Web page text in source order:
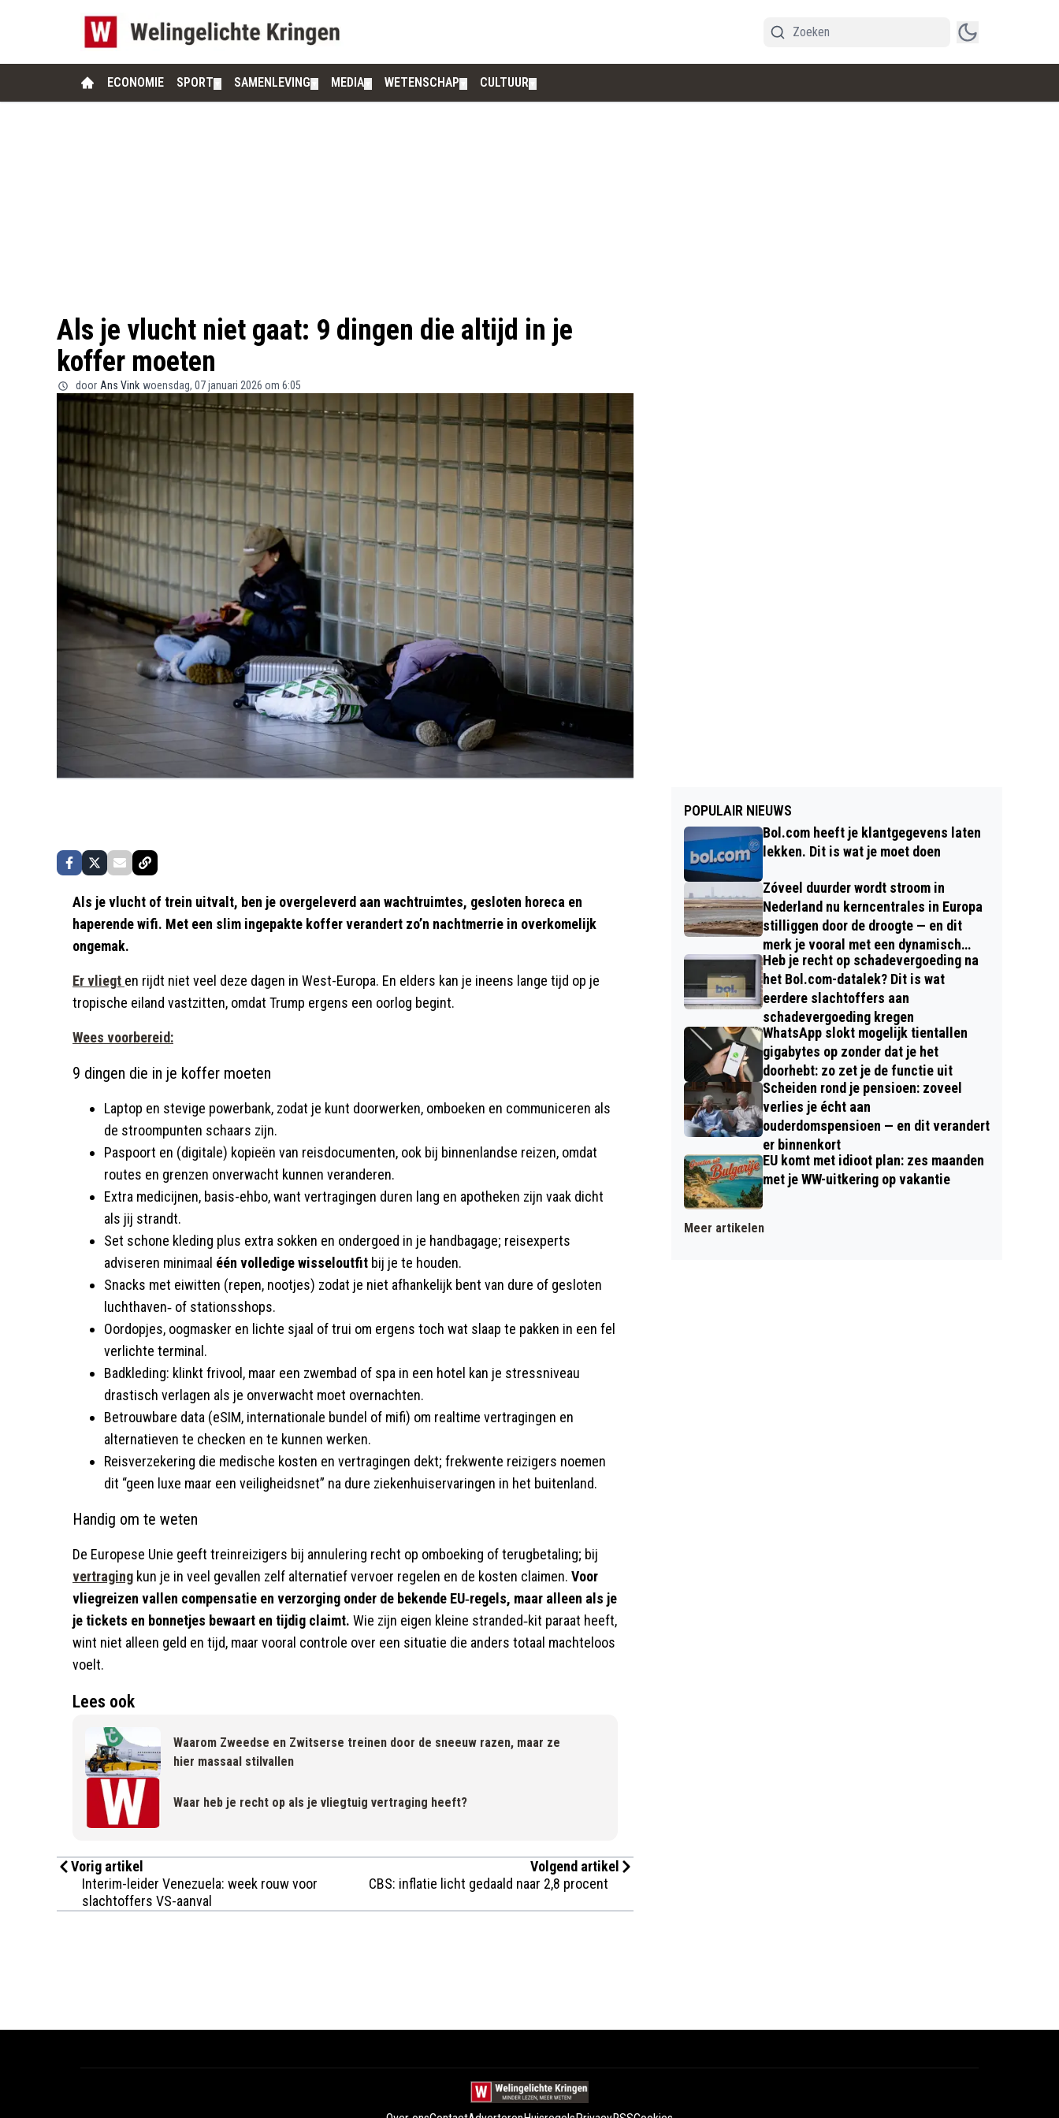
ECONOMIE SPORT SAMENLEVING MEDIA WETENSCHAP CULTUUR
Als je vlucht niet gaat: 9 dingen die altijd in je
koffer moeten
door Ans Vink woensdag, 07 januari 2026 om 6:05
Als je vlucht of trein uitvalt, ben je overgeleverd aan wachtruimtes, gesloten horeca en
haperende wifi. Met een slim ingepakte koffer verandert zo’n nachtmerrie in overkomelijk
ongemak.
Er vliegt en rijdt niet veel deze dagen in West-Europa. En elders kan je ineens lange tijd op je
tropische eiland vastzitten, omdat Trump ergens een oorlog begint.
Wees voorbereid:
9 dingen die in je koffer moeten
Laptop en stevige powerbank, zodat je kunt doorwerken, omboeken en communiceren als
de stroompunten schaars zijn.​
Paspoort en (digitale) kopieën van reisdocumenten, ook bij binnenlandse reizen, omdat
routes en grenzen onverwacht kunnen veranderen.​
Extra medicijnen, basis-ehbo, want vertragingen duren lang en apotheken zijn vaak dicht
als jij strandt.​
Set schone kleding plus extra sokken en ondergoed in je handbagage; reisexperts
adviseren minimaal één volledige wisseloutfit bij je te houden.
Snacks met eiwitten (repen, nootjes) zodat je niet afhankelijk bent van dure of gesloten
luchthaven‑ of stationsshops.
Oordopjes, oogmasker en lichte sjaal of trui om ergens toch wat slaap te pakken in een fel
verlichte terminal.
Badkleding: klinkt frivool, maar een zwembad of spa in een hotel kan je stressniveau
drastisch verlagen als je onverwacht moet overnachten.​
Betrouwbare data (eSIM, internationale bundel of mifi) om realtime vertragingen en
alternatieven te checken en te kunnen werken.
Reisverzekering die medische kosten en vertragingen dekt; frekwente reizigers noemen
dit “geen luxe maar een veiligheidsnet” na dure ziekenhuiservaringen in het buitenland.
Handig om te weten
De Europese Unie geeft treinreizigers bij annulering recht op omboeking of terugbetaling; bij
vertraging kun je in veel gevallen zelf alternatief vervoer regelen en de kosten claimen. Voor
vliegreizen vallen compensatie en verzorging onder de bekende EU‑regels, maar alleen als je
je tickets en bonnetjes bewaart en tijdig claimt. Wie zijn eigen kleine stranded‑kit paraat heeft,
wint niet alleen geld en tijd, maar vooral controle over een situatie die anders totaal machteloos
voelt.​
Lees ook
Waarom Zweedse en Zwitserse treinen door de sneeuw razen, maar ze
hier massaal stilvallen
Waar heb je recht op als je vliegtuig vertraging heeft?
Vorig artikel
Interim-leider Venezuela: week rouw voor
slachtoffers VS-aanval
Volgend artikel
CBS: inflatie licht gedaald naar 2,8 procent
POPULAIR NIEUWS
Bol.com heeft je klantgegevens laten
lekken. Dit is wat je moet doen
Zóveel duurder wordt stroom in
Nederland nu kerncentrales in Europa
stilliggen door de droogte — en dit
merk je vooral met een dynamisch
contract
Heb je recht op schadevergoeding na
het Bol.com-datalek? Dit is wat
eerdere slachtoffers aan
schadevergoeding kregen
WhatsApp slokt mogelijk tientallen
gigabytes op zonder dat je het
doorhebt: zo zet je de functie uit
Scheiden rond je pensioen: zoveel
verlies je écht aan
ouderdomspensioen — en dit verandert
er binnenkort
EU komt met idioot plan: zes maanden
met je WW-uitkering op vakantie
Meer artikelen